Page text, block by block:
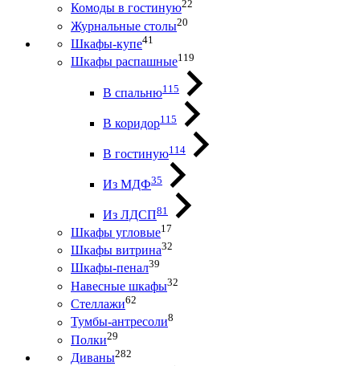
Комоды в гостиную22
Журнальные столы20
Шкафы-купе41
Шкафы распашные119
В спальню115
В коридор115
В гостиную114
Из МДФ35
Из ЛДСП81
Шкафы угловые17
Шкафы витрина32
Шкафы-пенал39
Навесные шкафы32
Стеллажи62
Тумбы-антресоли8
Полки29
Диваны282